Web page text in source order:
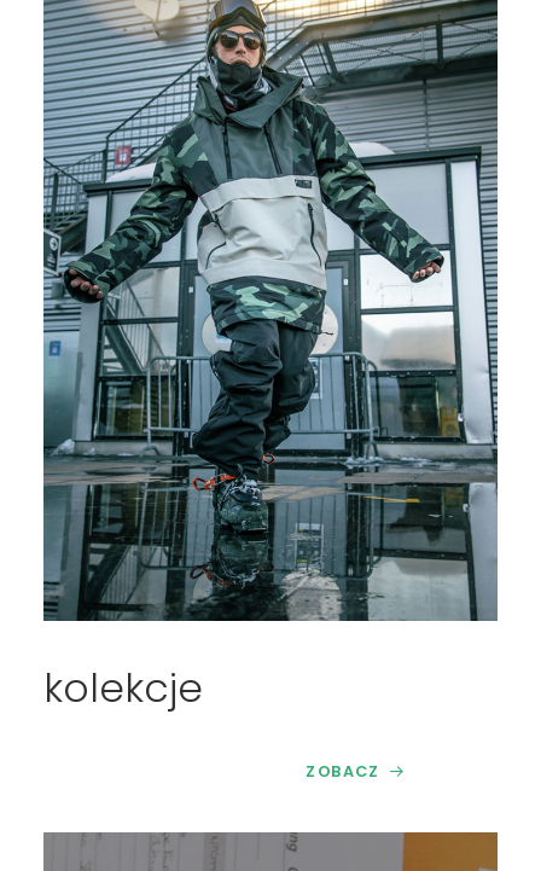
kolekcje
ZOBACZ